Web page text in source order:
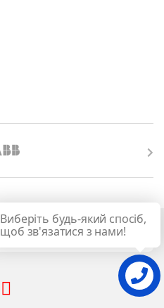
Виберіть будь-який спосіб,
щоб зв'язатися з нами!